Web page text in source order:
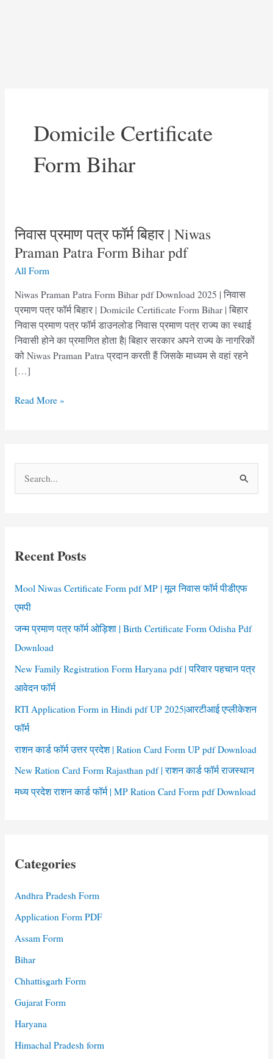
Domicile Certificate
Form Bihar
निवास प्रमाण पत्र फॉर्म बिहार | Niwas
Praman Patra Form Bihar pdf
All Form
Niwas Praman Patra Form Bihar pdf Download 2025 | निवास
प्रमाण पत्र फॉर्म बिहार | Domicile Certificate Form Bihar | बिहार
निवास प्रमाण पत्र फॉर्म डाउनलोड निवास प्रमाण पत्र राज्य का स्थाई
निवासी होने का प्रमाणित होता है| बिहार सरकार अपने राज्य के नागरिकों
को Niwas Praman Patra प्रदान करती हैं जिसके माध्यम से वहां रहने
[…]
निवास
बिहार
Niwas
Bihar
Read More »
f
o
:
Recent Posts
Mool Niwas Certificate Form pdf MP | मूल निवास फॉर्म पीडीएफ
एमपी
जन्म प्रमाण पत्र फॉर्म ओड़िशा | Birth Certificate Form Odisha Pdf
Download
New Family Registration Form Haryana pdf | परिवार पहचान पत्र
आवेदन फॉर्म
RTI Application Form in Hindi pdf UP 2025|आरटीआई एप्लीकेशन
फॉर्म
राशन कार्ड फॉर्म उत्तर प्रदेश | Ration Card Form UP pdf Download
New Ration Card Form Rajasthan pdf | राशन कार्ड फॉर्म राजस्थान
मध्य प्रदेश राशन कार्ड फॉर्म | MP Ration Card Form pdf Download
Categories
Andhra Pradesh Form
Application Form PDF
Assam Form
Bihar
Chhattisgarh Form
Gujarat Form
Haryana
Himachal Pradesh form